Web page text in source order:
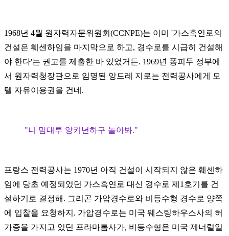
1968년 4월 원자력자문위원회(CCNPE)는 이미 '가스흑연로의
건설은 훼센하임을 마지막으로 하고, 경수로를 시급히 건설해
야 한다'는 권고를 제출한 바 있었거든. 1969년 퐁피두 정부에
서 원자력청장관으로 임명된 앙드레 지로는 전력공사에게 모
텔 자유이용권을 건네.
"니 맘대루 양키년하구 놀아봐."
프랑스 전력공사는 1970년 아직 건설이 시작되지 않은 훼센하
임에 당초 예정되었던 가스흑연로 대신 경수로 제1호기를 건
설하기로 결정해. 그리곤 가압경수로와 비등수형 경수로 양쪽
에 입찰을 요청하지. 가압경수로는 미국 웨스팅하우스사의 허
가증을 가지고 있던 프라마톰사가, 비등수형은 미국 제너럴일